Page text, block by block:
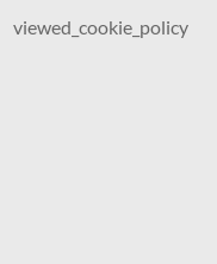
viewed_cookie_policy